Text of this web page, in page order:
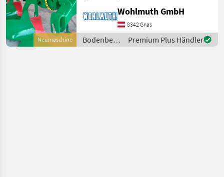
Neumaschine
Maiseinleger, Scheibensech,
Schnittbreitenverstellung,
Stützrad, Vorschäler
Wohlmuth GmbH
8342 Gnas
Bodenbearbeitung
/ Regent
Premium Plus Händler